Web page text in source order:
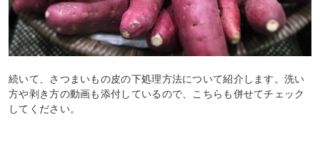
続いて、さつまいもの皮の下処理方法について紹介します。洗い
方や剥き方の動画も添付しているので、こちらも併せてチェック
してください。